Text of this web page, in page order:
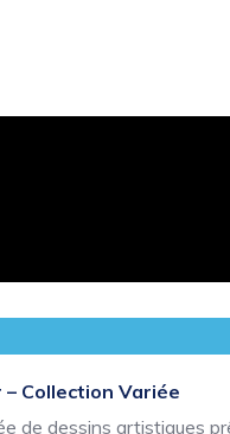
Collection Variée
de dessins artistiques